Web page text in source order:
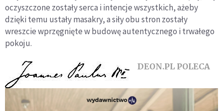
oczyszczone zostały serca i intencje wszystkich, ażeby
dzięki temu ustały masakry, a siły obu stron zostały
wreszcie wprzęgnięte w budowę autentycznego i trwałego
pokoju.
DEON.PL POLECA